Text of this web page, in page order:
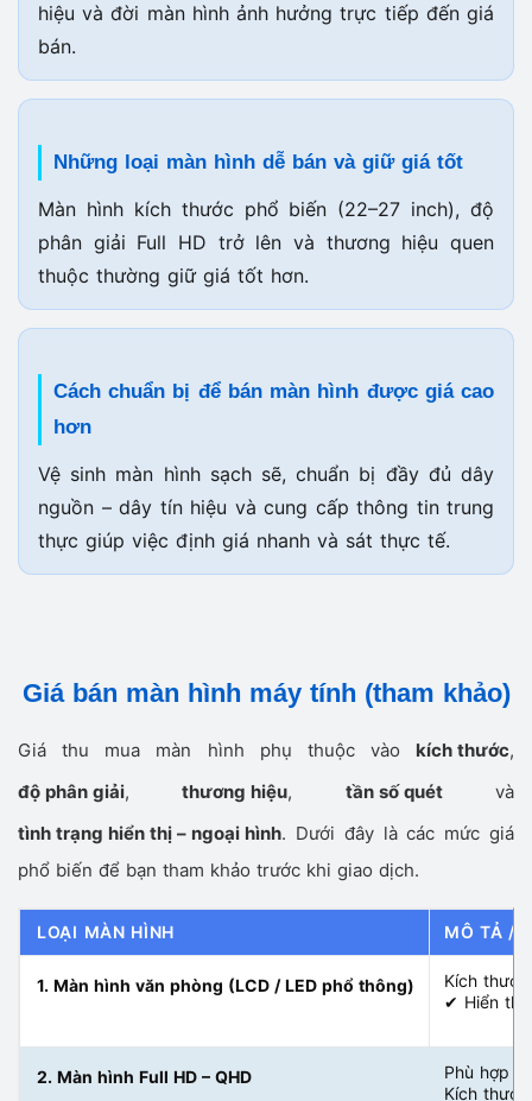
hiệu và đời màn hình ảnh hưởng trực tiếp đến giá
bán.
Những loại màn hình dễ bán và giữ giá tốt
Màn hình kích thước phổ biến (22–27 inch), độ
phân giải Full HD trở lên và thương hiệu quen
thuộc thường giữ giá tốt hơn.
Cách chuẩn bị để bán màn hình được giá cao
hơn
Vệ sinh màn hình sạch sẽ, chuẩn bị đầy đủ dây
nguồn – dây tín hiệu và cung cấp thông tin trung
thực giúp việc định giá nhanh và sát thực tế.
Giá bán màn hình máy tính (tham khảo)
Giá thu mua màn hình phụ thuộc vào kích thước,
độ phân giải,thương hiệu, tần số quétvà
tình trạng hiển thị – ngoại hình. Dưới đây là các mức giá
phổ biến để bạn tham khảo trước khi giao dịch.
LOẠI MÀN HÌNH MÔ TẢ /
1. Màn hình văn phòng (LCD / LED phổ thông)
Kích
✔ Hiển thị
2. Màn hình Full HD – QHD
Phù hợp
Kích